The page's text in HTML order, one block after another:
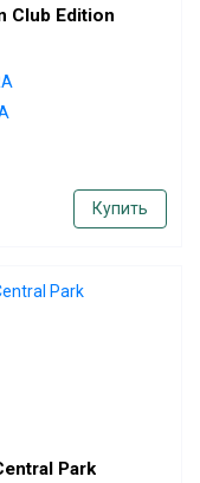
Club Edition
Купить
Park